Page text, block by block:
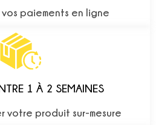
paiements en ligne
1 À 2 SEMAINES
votre produit sur-mesure